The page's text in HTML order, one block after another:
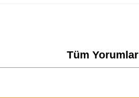
Tüm Yorumlar